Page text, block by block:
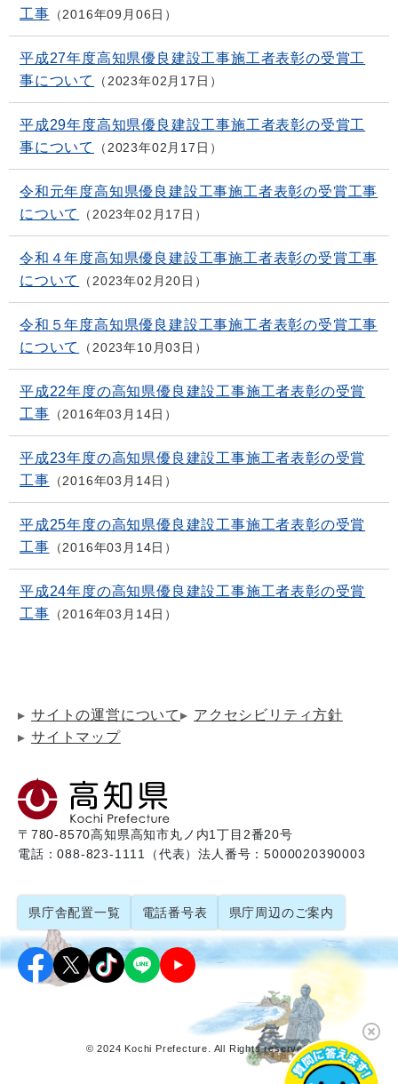
工事
2016年09月06日
平成27年度高知県優良建設工事施工者表彰の受賞工
事について
2023年02月17日
平成29年度高知県優良建設工事施工者表彰の受賞工
事について
2023年02月17日
令和元年度高知県優良建設工事施工者表彰の受賞工事
について
2023年02月17日
令和４年度高知県優良建設工事施工者表彰の受賞工事
について
2023年02月20日
令和５年度高知県優良建設工事施工者表彰の受賞工事
について
2023年10月03日
平成22年度の高知県優良建設工事施工者表彰の受賞
工事
2016年03月14日
平成23年度の高知県優良建設工事施工者表彰の受賞
工事
2016年03月14日
平成25年度の高知県優良建設工事施工者表彰の受賞
工事
2016年03月14日
平成24年度の高知県優良建設工事施工者表彰の受賞
工事
2016年03月14日
サイトの運営について
アクセシビリティ方針
サイトマップ
〒780-8570高知県高知市丸ノ内1丁目2番20号
電話：088-823-1111（代表）法人番号：5000020390003
県庁舎配置一覧 電話番号表 県庁周辺のご案内
© 2024 Kochi Prefecture. All Rights reserved.